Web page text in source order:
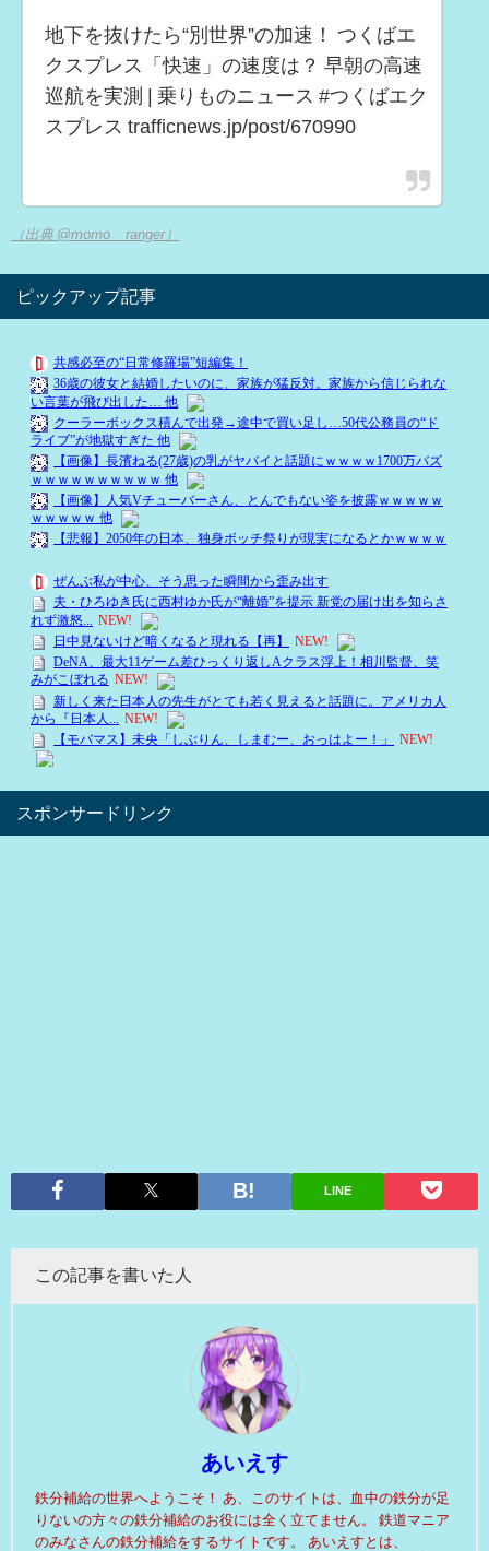
地下を抜けたら“別世界”の加速！ つくばエ
クスプレス「快速」の速度は？ 早朝の高速
巡航を実測 | 乗りものニュース #つくばエク
スプレス trafficnews.jp/post/670990
（出典 @momo__ranger）
ピックアップ記事
スポンサードリンク
LINE
この記事を書いた人
あいえす
鉄分補給の世界へようこそ！ あ、このサイトは、血中の鉄分が足
りないの方々の鉄分補給のお役には全く立てません。 鉄道マニア
のみなさんの鉄分補給をするサイトです。 あいえすとは、